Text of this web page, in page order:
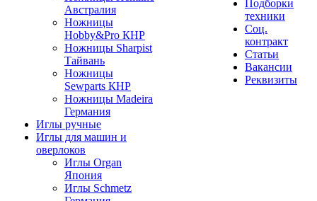
Австралия
Ножницы
Hobby&Pro КНР
Ножницы Sharpist
Тайвань
Ножницы
Sewparts КНР
Ножницы Madeira
Германия
Иглы ручные
Иглы для машин и
оверлоков
Иглы Organ
Япония
Иглы Schmetz
Подборки
техники
Соц.
контракт
Статьи
Вакансии
Реквизиты